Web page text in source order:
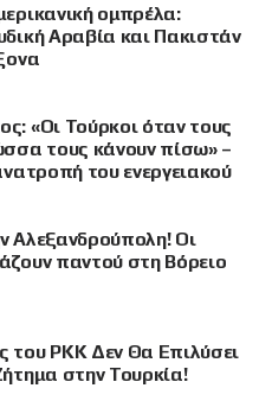
ομπρέλα:
Αραβία και Πακιστάν
«Οι Τούρκοι όταν τους
τους κάνουν πίσω» –
του ενεργειακού
Αλεξανδρούπολη! Οι
παντού στη Βόρειο
του PKK Δεν Θα Επιλύσει
στην Τουρκία!